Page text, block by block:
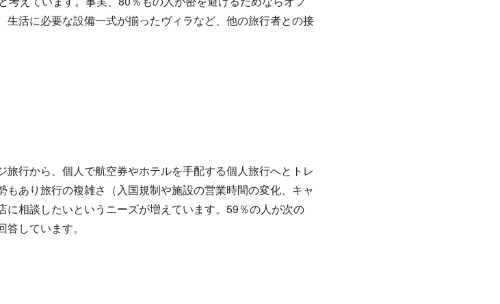
活に必要な設備一式が揃ったヴィラなど、他の旅行者との接
行から、個人で航空券やホテルを手配する個人旅行へとトレ
あり旅行の複雑さ（入国規制や施設の営業時間の変化、キャ
相談したいというニーズが増えています。59％の人が次の
しています。